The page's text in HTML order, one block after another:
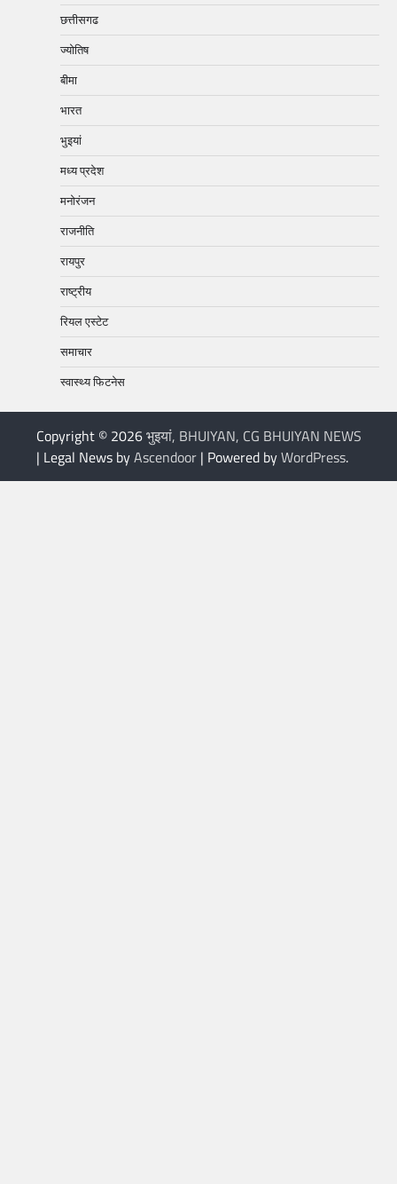
छत्तीसगढ
ज्योतिष
बीमा
भारत
भुइयां
मध्य प्रदेश
मनोरंजन
राजनीति
रायपुर
राष्ट्रीय
रियल एस्टेट
समाचार
स्वास्थ्य फिटनेस
Copyright © 2026भुइयां, BHUIYAN, CG BHUIYAN NEWS
| Legal News byAscendoor| Powered byWordPress.